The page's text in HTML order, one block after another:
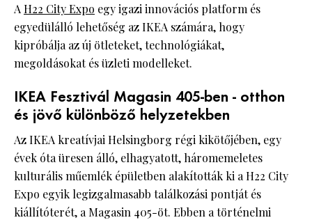
A H22 City Expo egy igazi innovációs platform és
egyedülálló lehetőség az IKEA számára, hogy
kipróbálja az új ötleteket, technológiákat,
megoldásokat és üzleti modelleket.
IKEA Fesztivál Magasin 405-ben - otthon
és jövő különböző helyzetekben
Az IKEA kreatívjai Helsingborg régi kikötőjében, egy
évek óta üresen álló, elhagyatott, háromemeletes
kulturális műemlék épületben alakították ki a H22 City
Expo egyik legizgalmasabb találkozási pontját és
kiállítóterét, a Magasin 405-öt. Ebben a történelmi